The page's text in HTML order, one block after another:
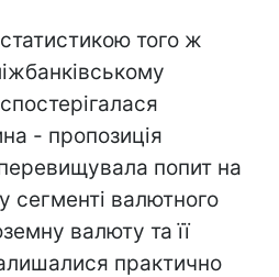
того ж
- пропозиція
попит на
сегменті валютного
валюту та її
практично